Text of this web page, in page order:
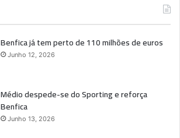
Benfica já tem perto de 110 milhões de euros
Junho 12, 2026
Médio despede-se do Sporting e reforça
Benfica
Junho 13, 2026